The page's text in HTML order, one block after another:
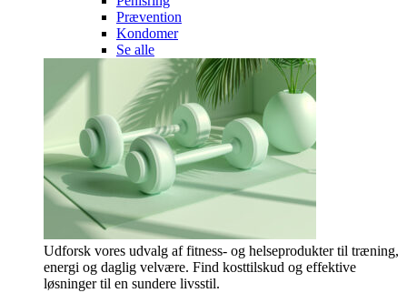
Prævention
Kondomer
Se alle
Udforsk vores udvalg af fitness- og helseprodukter til træning,
energi og daglig velvære. Find kosttilskud og effektive
løsninger til en sundere livsstil.